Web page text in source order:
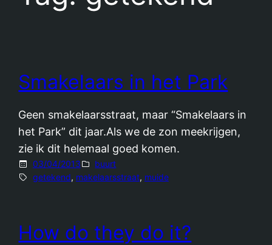
Smakelaars in het Park
Geen smakelaarsstraat, maar “Smakelaars in
het Park” dit jaar.Als we de zon meekrijgen,
zie ik dit helemaal goed komen.
03/04/2013
buurt
getekend, makelaarsstraat, muide
How do they do it?